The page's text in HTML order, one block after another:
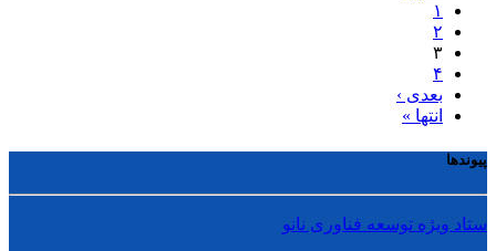
۱
۲
۳
۴
بعدی ›
انتها »
پیوندها
ستاد ویژه توسعه فناوری نانو